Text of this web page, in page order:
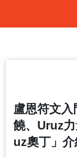
盧恩符文
饒、Uruz
uz奧丁」介